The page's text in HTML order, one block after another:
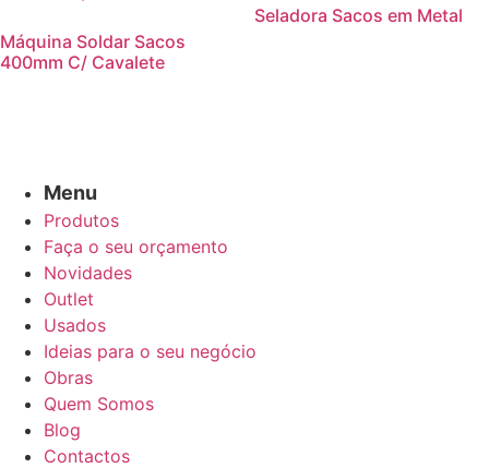
Máquina Soldar Sacos
400mm C/ Cavalete
Seladora Sacos em Metal
Menu
Produtos
Faça o seu orçamento
Novidades
Outlet
Usados
Ideias para o seu negócio
Obras
Quem Somos
Blog
Contactos